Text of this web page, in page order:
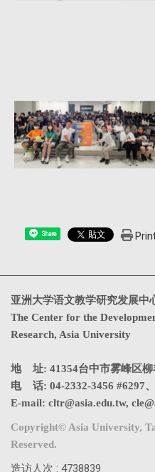
Share
亚洲大学语文教学研究发展中
The Center for the
Research, Asia University
地 址: 41354台中市雾峰区柳
电 话: 04-2332-3456 #6297
E-mail: cltr@asia.edu.tw,
Copyright© Asia University,
Reserved.
造访人次 : 4738839